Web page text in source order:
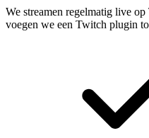
We streamen regelmatig live
voegen we een Twitch plugin